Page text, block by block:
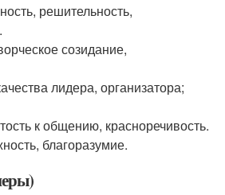
решительность,
созидание,
лидера, организатора;
к общению, красноречивость.
благоразумие.